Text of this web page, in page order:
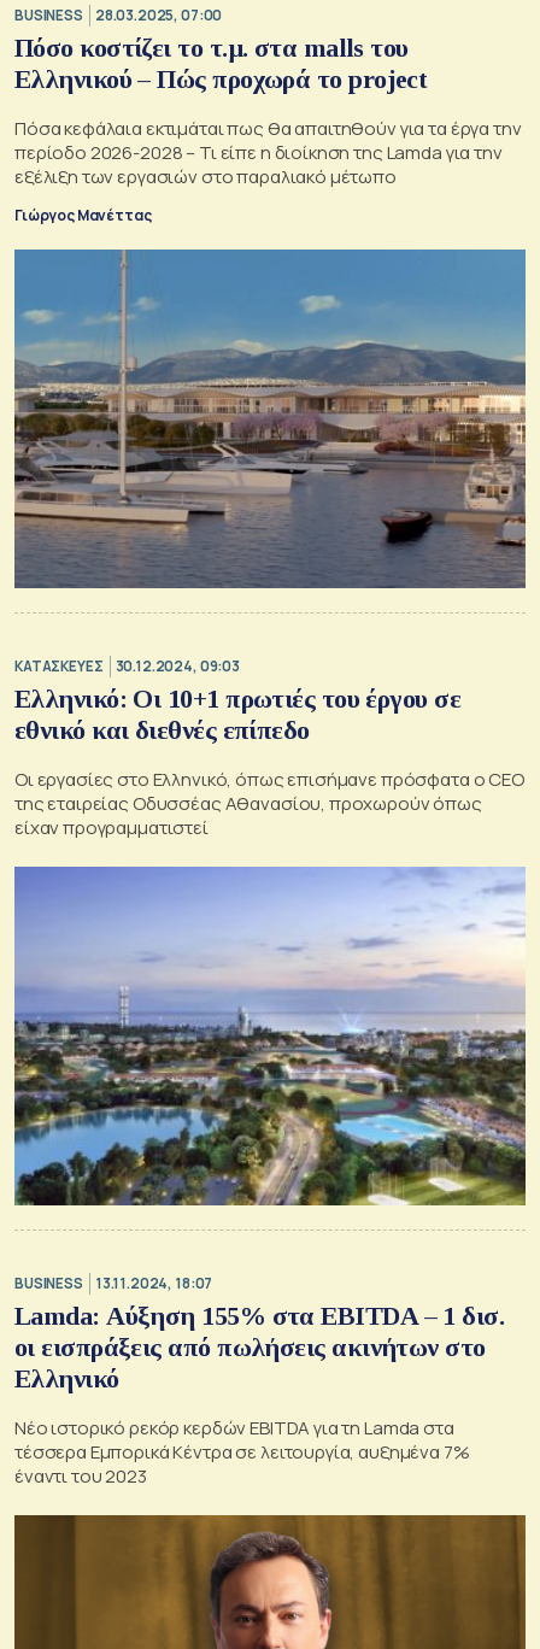
BUSINESS 28.03.2025, 07:00
Πόσο κοστίζει το τ.μ. στα malls του
Ελληνικού – Πώς προχωρά το project
Πόσα κεφάλαια εκτιμάται πως θα απαιτηθούν για τα έργα την
περίοδο 2026-2028 – Τι είπε η διοίκηση της Lamda για την
εξέλιξη των εργασιών στο παραλιακό μέτωπο
Γιώργος Μανέττας
ΚΑΤΑΣΚΕΥΕΣ 30.12.2024, 09:03
Ελληνικό: Οι 10+1 πρωτιές του έργου σε
εθνικό και διεθνές επίπεδο
Οι εργασίες στο Ελληνικό, όπως επισήμανε πρόσφατα ο CEO
της εταιρείας Οδυσσέας Αθανασίου, προχωρούν όπως
είχαν προγραμματιστεί
BUSINESS 13.11.2024, 18:07
Lamda: Αύξηση 155% στα EBITDA – 1 δισ.
οι εισπράξεις από πωλήσεις ακινήτων στο
Ελληνικό
Νέο ιστορικό ρεκόρ κερδών EBITDA για τη Lamda στα
τέσσερα Εμπορικά Κέντρα σε λειτουργία, αυξημένα 7%
έναντι του 2023